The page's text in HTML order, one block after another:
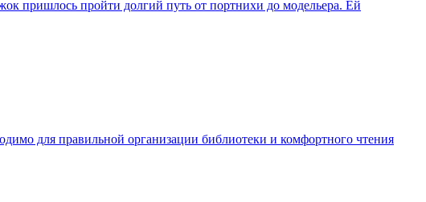
пришлось пройти долгий путь от портнихи до модельера. Ей
для правильной организации библиотеки и комфортного чтения